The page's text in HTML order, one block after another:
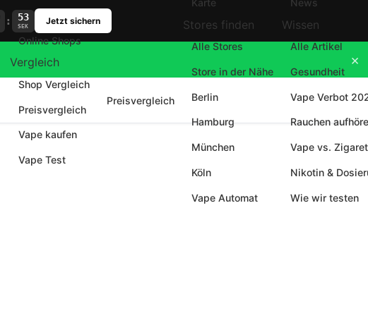
: 53
SEK Jetzt sichern
×
Online Shops
Vergleich
Shop Vergleich
Preisvergleich
Vape kaufen
Vape Test
Preisvergleich
Karte
Stores finden
Alle Stores
Store in der Nähe
Berlin
Hamburg
München
Köln
Vape Automat
News
Wissen
Alle Artikel
Gesundheit
Vape Verbot
Rauchen
Vape vs.
Nikotin &
Wie wir testen